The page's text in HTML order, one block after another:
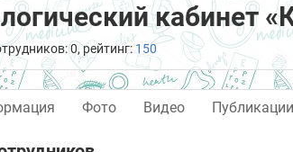
кабинет
0, рейтинг: 150
Фото Видео Публикации